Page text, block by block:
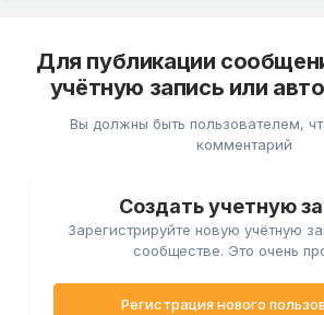
Для публикации
учётную запись или
Вы должны быть пользователем,
комментарий
Создать учетную
Зарегистрируйте новую учётную
сообществе. Это очень
Регистрация нового